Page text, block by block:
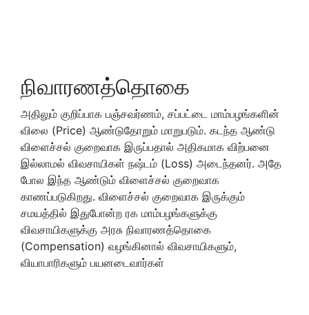
நிவாரணத்தொகை
அதிலும் குறிப்பாக பஞ்சவர்ணம், சப்பட்டை மாம்பழங்களின்
விலை (Price) ஆண்டுதோறும் மாறுபடும். கடந்த ஆண்டு
விளைச்சல் குறைவாக இருப்பதால் அதிகமாக விற்பனை
இல்லாமல் விவசாயிகள் நஷ்டம் (Loss) அடைந்தனர். அதே
போல இந்த ஆண்டும் விளைச்சல் குறைவாக
காணப்படுகிறது. விளைச்சல் குறைவாக இருக்கும்
சமயத்தில் இதுபோன்ற ரக மாம்பழங்களுக்கு
விவசாயிகளுக்கு அரசு நிவாரணத்தொகை
(Compensation) வழங்கினால் விவசாயிகளும்,
வியாபாரிகளும் பயனடைவார்கள்